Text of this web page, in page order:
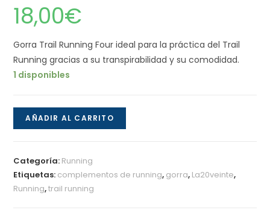
18,00€
Gorra Trail Running Four ideal para la práctica del Trail
Running gracias a su transpirabilidad y su comodidad.
1 disponibles
Gorra
Trail
Four
cantidad
AÑADIR AL CARRITO
Categoría: Running
Etiquetas: complementos de running, gorra, La20veinte,
Running,trail running